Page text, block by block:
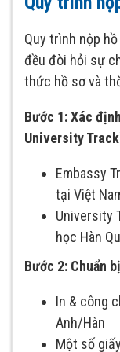
Quy trình nộp
đều đòi hỏi sự
thức hồ sơ và
Bước 1: Xác
University
Embassy
tại Việt
University
học Hàn
Bước 2: Chuẩn
In & công
Anh/Hàn
Một số